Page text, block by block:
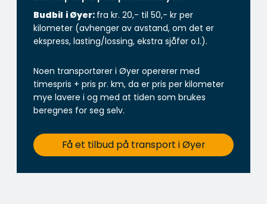
Budbil i Øyer: fra kr. 20,- til 50,- kr per
kilometer (avhenger av avstand, om det er
ekspress, lasting/lossing, ekstra sjåfør o.l.).
Noen transportører i Øyer opererer med
timespris + pris pr. km, da er pris per kilometer
mye lavere i og med at tiden som brukes
beregnes for seg selv.
Få et tilbud på transport i Øyer